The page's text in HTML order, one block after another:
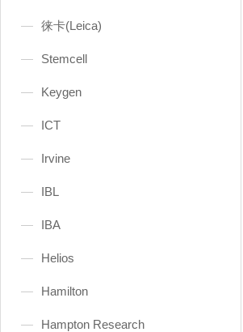
徕卡(Leica)
Stemcell
Keygen
ICT
Irvine
IBL
IBA
Helios
Hamilton
Hampton Research